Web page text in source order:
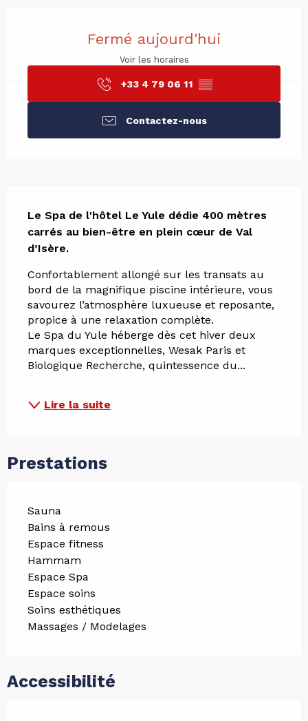
Fermé aujourd'hui
Voir les horaires
+33 4 79 06 11 ▒▒
Contactez-nous
Le Spa de l'hôtel Le Yule dédie 400 mètres
carrés au bien-être en plein cœur de Val
d’Isère.
Confortablement allongé sur les transats au
bord de la magnifique piscine intérieure, vous
savourez l’atmosphère luxueuse et reposante,
propice à une relaxation complète.
Le Spa du Yule héberge dès cet hiver deux
marques exceptionnelles, Wesak Paris et
Biologique Recherche, quintessence du...
Lire la suite
Prestations
Sauna
Bains à remous
Espace fitness
Hammam
Espace Spa
Espace soins
Soins esthétiques
Massages / Modelages
Accessibilité